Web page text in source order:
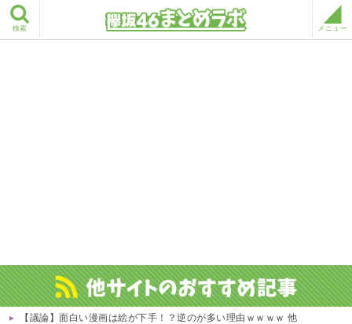
検索 メニュー
【議論】面白い漫画は絵が下手！？逆のが多い理由ｗｗｗｗ 他